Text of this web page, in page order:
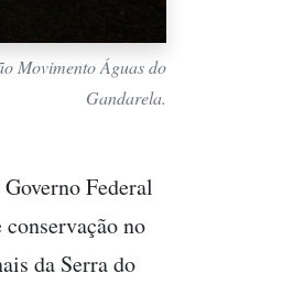
Movimento Águas do
Gandarela.
Governo Federal
no
da Serra do